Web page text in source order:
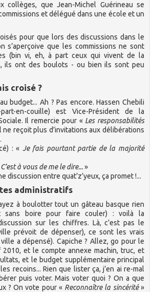
collèges, que Jean-Michel Guérineau se
et délégué dans une école et un
pour que lors des discussions dans le
s’aperçoive que les commissions ne sont
(bin vi, eh, à part ceux qui vivent de la
ils ont des boulots - ou bien ils sont peu
croisé ?
budget... Ah ? Pas encore. Hassen Chebili
part-en-couille) est Vice-Président de la
Il remercie pour « Les responsabilités
ne reçoit plus d’invitations aux délibérations
: « Je fais pourtant partie de la majorité
C’est à vous de me le dire...»
discussion entre quat’z’yeux, ça promet !...
administratifs
à boulotter tout un gâteau basque rien
sans boire pour faire couler) : voilà la
sur les chiffres. Là, c’est pas le
prévoit de dépenser), ce sont les vrais
a dépensé). Capiche ? Allez, go pour le
2010, et le compte annexe machin, truc, et
et le budget supplémentaire principal
recoins... Rien que lister ça, j’en ai re-mal
puis voter. Mais voter quoi ? On a que
? On vote pour « Reconnaître la sincérité»